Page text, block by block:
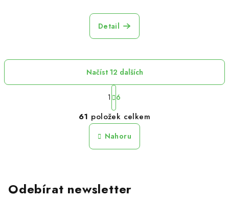
Detail
O
v
l
í
Načíst 12 dalších
S
t
r
á
n
k
o
í
1 6
61 položek celkem
Nahoru
Odebírat newsletter